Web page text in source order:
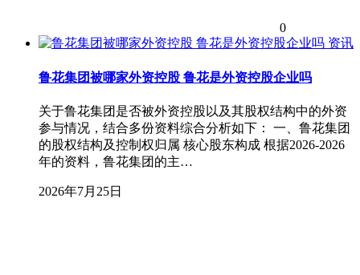
0
资讯
鲁花集团被哪家外资控股 鲁花是外资控股企业吗
关于鲁花集团是否被外资控股以及其股权结构中的外资
参与情况，结合多份资料综合分析如下： 一、鲁花集团
的股权结构及控制权归属 核心股东构成 根据2026-2026
年的资料，鲁花集团的主…
2026年7月25日